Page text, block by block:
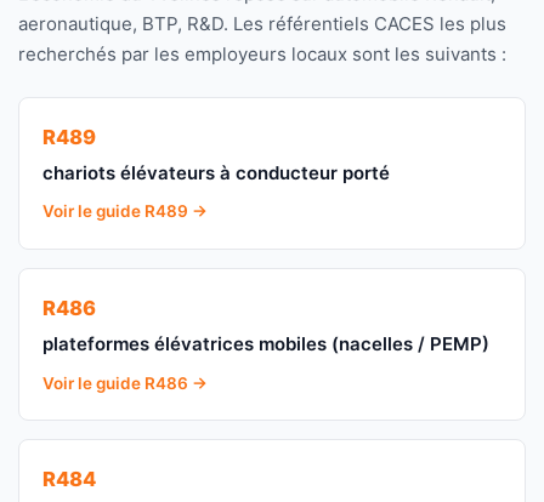
aeronautique, BTP, R&D. Les référentiels CACES les plus
recherchés par les employeurs locaux sont les suivants :
R489
chariots élévateurs à conducteur porté
Voir le guide R489 →
R486
plateformes élévatrices mobiles (nacelles / PEMP)
Voir le guide R486 →
R484